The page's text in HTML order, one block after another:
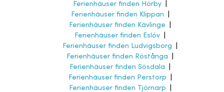
Ferienhäuser finden Hörby
Ferienhäuser finden Klippan
Ferienhäuser finden Kävlinge
Ferienhäuser finden Eslöv
Ferienhäuser finden Ludvigsborg
Ferienhäuser finden Röstånga
Ferienhäuser finden Sösdala
Ferienhäuser finden Perstorp
Ferienhäuser finden Tjörnarp